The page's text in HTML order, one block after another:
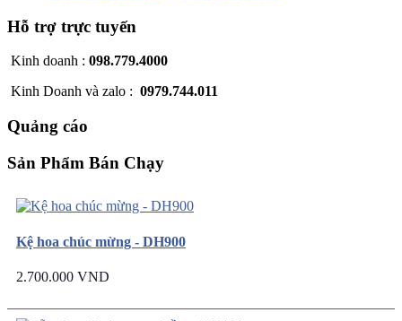
Hỗ trợ trực tuyến
Kinh doanh : 098.779.4000
Kinh Doanh và zalo : 0979.744.011
Quảng cáo
Sản Phẩm Bán Chạy
Kệ hoa chúc mừng - DH900
2.700.000 VND